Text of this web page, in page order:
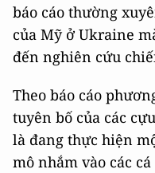
báo cáo thường
của Mỹ ở Ukraine
đến nghiên cứu
Theo báo cáo
tuyên bố của các
là đang thực hiện
mô nhắm vào các